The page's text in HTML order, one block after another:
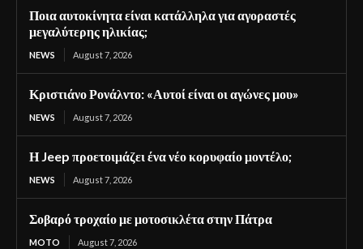
Ποια αυτοκίνητα είναι κατάλληλα για αγοραστές
μεγαλύτερης ηλικίας;
NEWS August 7, 2026
Κριστιάνο Ρονάλντο: «Αυτοί είναι οι αγώνες μου»
NEWS August 7, 2026
Η Jeep προετοιμάζει ένα νέο κορυφαίο μοντέλο;
NEWS August 7, 2026
Σοβαρό τροχαίο με μοτοσικλέτα στην Πάτρα
MOTO August 7, 2026